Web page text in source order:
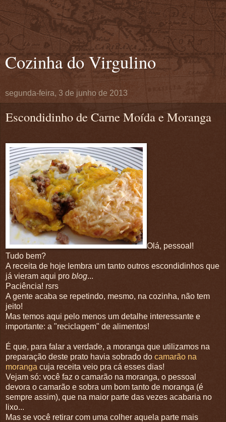
Cozinha do Virgulino
segunda-feira, 3 de junho de 2013
Escondidinho de Carne Moída e Moranga
Olá, pessoal!
Tudo bem?
A receita de hoje lembra um tanto outros escondidinhos que
já vieram aqui pro blog...
Paciência! rsrs
A gente acaba se repetindo, mesmo, na cozinha, não tem
jeito!
Mas temos aqui pelo menos um detalhe interessante e
importante: a "reciclagem" de alimentos!
É que, para falar a verdade, a moranga que utilizamos na
preparação deste prato havia sobrado do camarão na
moranga cuja receita veio pra cá esses dias!
Vejam só: você faz o camarão na moranga, o pessoal
devora o camarão e sobra um bom tanto de moranga (é
sempre assim), que na maior parte das vezes acabaria no
lixo...
Mas se você retirar com uma colher aquela parte mais